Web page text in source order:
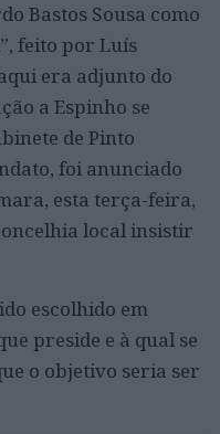
Bastos Sousa como
feito por Luís
era adjunto do
a Espinho se
de Pinto
foi anunciado
esta terça-feira,
local insistir
escolhido em
preside e à qual se
o objetivo seria ser